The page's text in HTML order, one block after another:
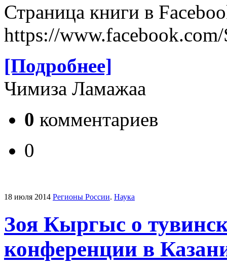
Страница книги в
https://
[Подробнее]
Чимиза Ламажаа
0 комментариев
0
18 июля 2014 Регионы России. Наука
Зоя Кыргыс о
конференции в